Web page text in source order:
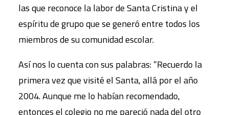
las que reconoce la labor de Santa Cristina y el
espíritu de grupo que se generó entre todos los
miembros de su comunidad escolar.
Así nos lo cuenta con sus palabras: “Recuerdo la
primera vez que visité el Santa, allá por el año
2004. Aunque me lo habían recomendado,
entonces el colegio no me pareció nada del otro